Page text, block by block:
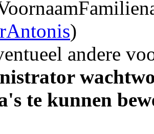
)
andere
te kunnen